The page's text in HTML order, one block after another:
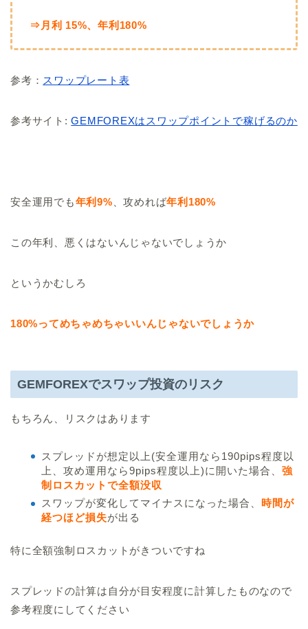
⇒月利 15%、年利180%
参考： スワップレート表
参考サイト:GEMFOREXはスワップポイントで稼げるのか
安全運用でも年利9% 、攻めれば年利180%
この年利、悪くはないんじゃないでしょうか
というかむしろ
180%ってめちゃめちゃいいんじゃないでしょうか
GEMFOREXでスワップ投資のリスク
もちろん、リスクはあります
スプレッドが想定以上(安全運用なら190pips程度以
上、攻め運用なら9pips程度以上)に開いた場合、 強
制ロスカットで全額没収
スワップが変化してマイナスになった場合、 時間が
経つほど損失が出る
特に全額強制ロスカットがきついですね
スプレッドの計算は自分が目安程度に計算したものなので
参考程度にしてください